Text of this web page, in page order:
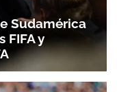
Sudamérica
FIFA y